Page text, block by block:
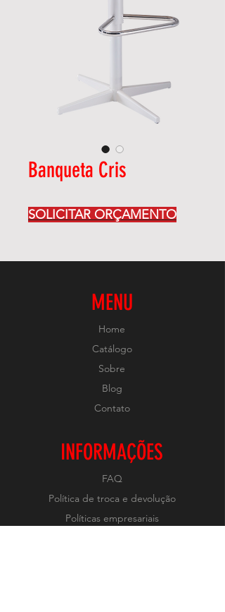
Banqueta Cris
SOLICITAR ORÇAMENTO
MENU
Home
Catálogo
Sobre
Blog
Contato
INFORMAÇÕES
FAQ
Política de troca e devolução
Políticas empresariais